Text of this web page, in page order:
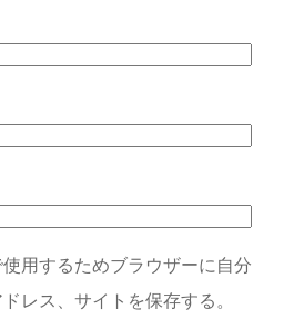
用するためブラウザーに自分
レス、サイトを保存する。